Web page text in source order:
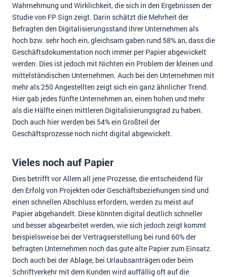
Wahrnehmung und Wirklichkeit, die sich in den Ergebnissen der
Studie von FP Sign zeigt. Darin schätzt die Mehrheit der
Befragten den Digitalisierungsstand ihrer Unternehmen als
hoch bzw. sehr hoch ein, gleichsam gaben rund 58% an, dass die
Geschäftsdokumentation noch immer per Papier abgewickelt
werden. Dies ist jedoch mit Nichten ein Problem der kleinen und
mittelständischen Unternehmen. Auch bei den Unternehmen mit
mehr als 250 Angestellten zeigt sich ein ganz ähnlicher Trend.
Hier gab jedes fünfte Unternehmen an, einen hohen und mehr
als die Hälfte einen mittleren Digitalisierungsgrad zu haben.
Doch auch hier werden bei 54% ein Großteil der
Geschäftsprozesse noch nicht digital abgewickelt.
Vieles noch auf Papier
Dies betrifft vor Allem all jene Prozesse, die entscheidend für
den Erfolg von Projekten oder Geschäftsbeziehungen sind und
einen schnellen Abschluss erfordern, werden zu meist auf
Papier abgehandelt. Diese könnten digital deutlich schneller
und besser abgearbeitet werden, wie sich jedoch zeigt kommt
beispielsweise bei der Vertragserstellung bei rund 60% der
befragten Unternehmen noch das gute alte Papier zum Einsatz.
Doch auch bei der Ablage, bei Urlaubsanträgen oder beim
Schriftverkehr mit dem Kunden wird auffällig oft auf die